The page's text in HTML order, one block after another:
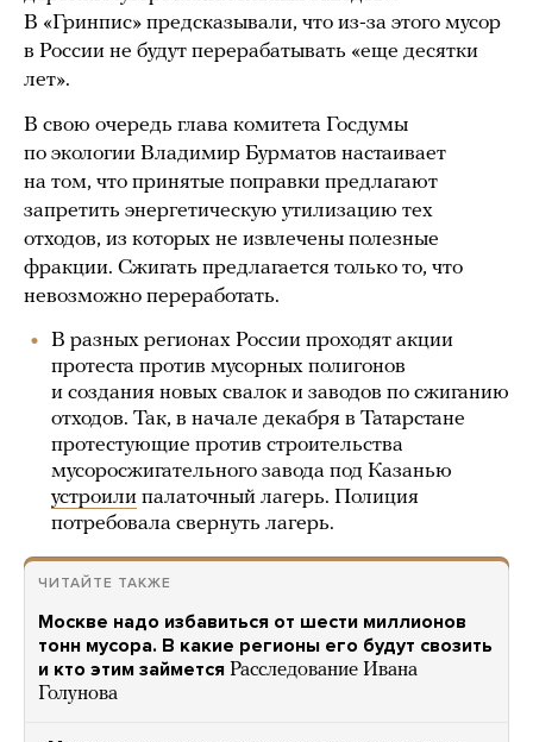
В «Гринпис» предсказывали, что из-за этого мусор
в России не будут перерабатывать «еще десятки
лет».
В свою очередь глава комитета Госдумы
по экологии Владимир Бурматов настаивает
на том, что принятые поправки предлагают
запретить энергетическую утилизацию тех
отходов, из которых не извлечены полезные
фракции. Сжигать предлагается только то, что
невозможно переработать.
В разных регионах России проходят акции
протеста против мусорных полигонов
и создания новых свалок и заводов по сжиганию
отходов. Так, в начале декабря в Татарстане
протестующие против строительства
мусоросжигательного завода под Казанью
устроили палаточный лагерь. Полиция
потребовала свернуть лагерь.
ЧИТАЙТЕ ТАКЖЕ
Москве надо избавиться от шести миллионов
тонн мусора. В какие регионы его будут свозить
и кто этим займется Расследование Ивана
Голунова